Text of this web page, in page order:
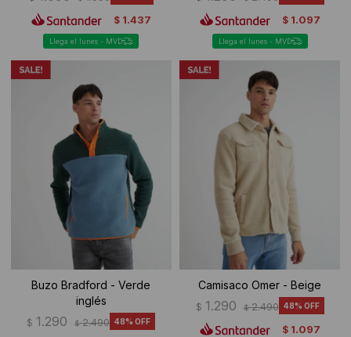
$ 1.437
Llega el lunes - MVD
$ 1.097
Llega el lunes - MVD
Buzo Bradford - Verde
inglés
$ 1.290 $ 2.490 48
Camisaco Omer - Beige
$ 1.290 $ 2.490 48
$ 1.097